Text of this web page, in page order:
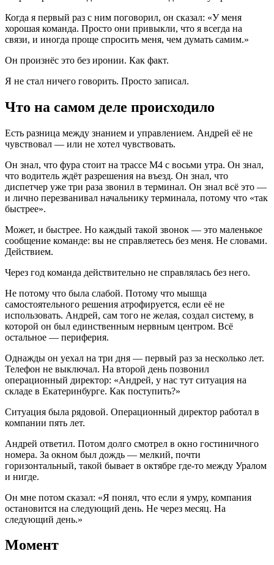
Когда я первый раз с ним поговорил, он сказал: «У меня
хорошая команда. Просто они привыкли, что я всегда на
связи, и иногда проще спросить меня, чем думать самим.»
Он произнёс это без иронии. Как факт.
Я не стал ничего говорить. Просто записал.
Что на самом деле происходило
Есть разница между знанием и управлением. Андрей её не
чувствовал — или не хотел чувствовать.
Он знал, что фура стоит на трассе М4 с восьми утра. Он знал,
что водитель ждёт разрешения на въезд. Он знал, что
диспетчер уже три раза звонил в терминал. Он знал всё это —
и лично перезванивал начальнику терминала, потому что «так
быстрее».
Может, и быстрее. Но каждый такой звонок — это маленькое
сообщение команде: вы не справляетесь без меня. Не словами.
Действием.
Через год команда действительно не справлялась без него.
Не потому что была слабой. Потому что мышца
самостоятельного решения атрофируется, если её не
использовать. Андрей, сам того не желая, создал систему, в
которой он был единственным нервным центром. Всё
остальное — периферия.
Однажды он уехал на три дня — первый раз за несколько лет.
Телефон не выключал. На второй день позвонил
операционный директор: «Андрей, у нас тут ситуация на
складе в Екатеринбурге. Как поступить?»
Ситуация была рядовой. Операционный директор работал в
компании пять лет.
Андрей ответил. Потом долго смотрел в окно гостиничного
номера. За окном был дождь — мелкий, почти
горизонтальный, такой бывает в октябре где-то между Уралом
и нигде.
Он мне потом сказал: «Я понял, что если я умру, компания
остановится на следующий день. Не через месяц. На
следующий день.»
Момент